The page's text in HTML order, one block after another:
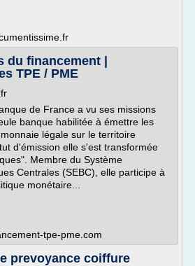
financement |
TPE / PME
de France a vu ses missions
banque habilitée à émettre les
légale sur le territoire
d'émission elle s'est transformée
Membre du Système
Centrales (SEBC), elle participe à
monétaire...
tpe-pme.com
prevoyance coiffure